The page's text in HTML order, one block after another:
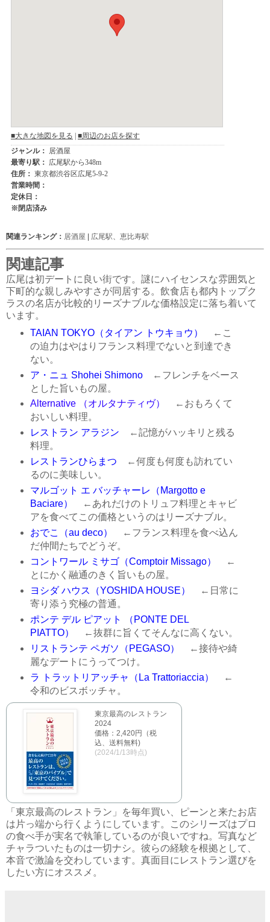
関連ランキング： 居酒屋 | 広尾駅 恵比寿駅
関連記事
広尾は初デートに良い街です。謎にハイセンスな雰囲気と
下町的な親しみやすさが同居する。飲食店も都内トップク
ラスの名店が比較的リーズナブルな価格設定に落ち着いて
います。
TAIAN TOKYO（タイアン トウキョウ）
←こ
の迫力はやはりフランス料理でないと到達でき
ない。
ア・ニュ Shohei Shimono←フレンチをベース
とした旨いもの屋。
Alternative （オルタナティヴ）
←おもろくて
おいしい料理。
レストラン アラジン ←記憶がハッキリと残る
料理。
レストランひらまつ ←何度も何度も訪れてい
るのに美味しい。
マルゴット エ バッチャーレ（Margotto e
Baciare）
←あれだけのトリュフ料理とキャビ
アを食べてこの価格というのはリーズナブル。
おでこ（au deco）
←フランス料理を食べ込ん
だ仲間たちでどうぞ。
コントワール ミサゴ（Comptoir Missago）
←
とにかく融通のきく旨いもの屋。
ヨシダ ハウス（YOSHIDA HOUSE）
←日常に
寄り添う究極の普通。
ポンテ デル ピアット （PONTE DEL
PIATTO）
←抜群に旨くてそんなに高くない。
リストランテ ペガソ（PEGASO）
←接待や綺
麗なデートにうってつけ。
ラ トラットリアッチャ（La Trattoriaccia）
←
令和のビスボッチャ。
東京最高のレストラン
2024
価格：2,420円（税
込、送料無料)
(2024/1/13時点)
「東京最高のレストラン」を毎年買い、ピーンと来たお店
は片っ端から行くようにしています。このシリーズはプロ
の食べ手が実名で執筆しているのが良いですね。写真など
チャラついたものは一切ナシ。彼らの経験を根拠として、
本音で激論を交わしています。真面目にレストラン選びを
したい方にオススメ。